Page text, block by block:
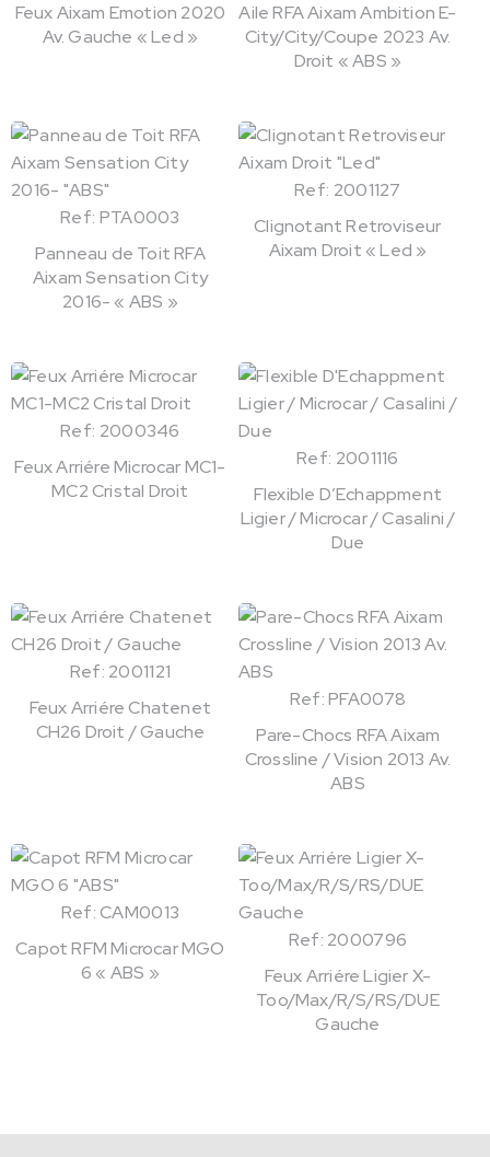
Feux Aixam Emotion 2020
Av. Gauche « Led »
Aile RFA Aixam Ambition E-
City/City/Coupe 2023 Av.
Droit « ABS »
Ref: PTA0003
Panneau de Toit RFA
Aixam Sensation City
2016- « ABS »
Ref: 2001127
Clignotant Retroviseur
Aixam Droit « Led »
Ref: 2000346
Feux Arriére Microcar MC1-
MC2 Cristal Droit
Ref: 2001116
Flexible D’Echappment
Ligier / Microcar / Casalini /
Due
Ref: 2001121
Feux Arriére Chatenet
CH26 Droit / Gauche
Ref: PFA0078
Pare-Chocs RFA Aixam
Crossline / Vision 2013 Av.
ABS
Ref: CAM0013
Capot RFM Microcar MGO
6 « ABS »
Ref: 2000796
Feux Arriére Ligier X-
Too/Max/R/S/RS/DUE
Gauche